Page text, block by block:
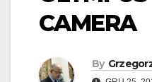
CAMERA
By